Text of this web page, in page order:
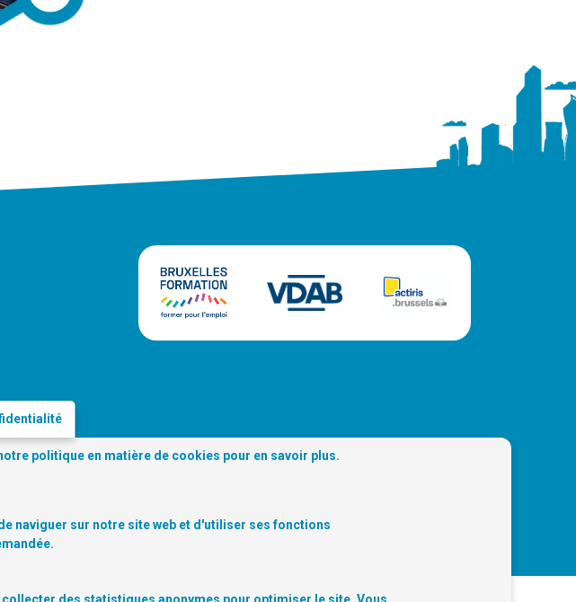
© 2026 Digitalcity.brussels | Trouvez-nous sur les réseaux sociaux:
politique en matière de cookies pour en savoir plus.
naviguer sur notre site web et d'utiliser ses fonctions